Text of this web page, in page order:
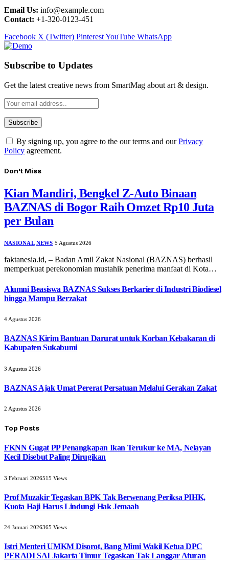
Email Us: info@example.com
Contact: +1-320-0123-451
Facebook X (Twitter) PinterestYouTube WhatsApp
Subscribe to Updates
Get the latest creative news from SmartMag about art & design.
By signing up, you agree to the our terms and ourPrivacy
Policy agreement.
Don't Miss
Kian Mandiri, Bengkel Z-Auto Binaan
BAZNAS di Bogor Raih Omzet Rp10 Juta
per Bulan
NASIONAL NEWS 5 Agustus 2026
faktanesia.id, – ​Badan Amil Zakat Nasional (BAZNAS) berhasil
memperkuat perekonomian mustahik penerima manfaat di Kota…
Alumni Beasiswa BAZNAS Sukses Berkarier di Industri Biodiesel
hingga Mampu Berzakat
4 Agustus 2026
BAZNAS Kirim Bantuan Darurat untuk Korban Kebakaran di
Kabupaten Sukabumi
3 Agustus 2026
BAZNAS Ajak Umat Pererat Persatuan Melalui Gerakan Zakat
2 Agustus 2026
Top Posts
FKNN Gugat PP Penangkapan Ikan Terukur ke MA, Nelayan
Kecil Disebut Paling Dirugikan
3 Februari 2026515 Views
Prof Muzakir Tegaskan BPK Tak Berwenang Periksa PIHK,
Kuota Haji Harus Lindungi Hak Jemaah
24 Januari 2026365 Views
Istri Menteri UMKM Disorot, Bang Mimi Wakil Ketua DPC
PERADI SAI Jakarta Timur Tegaskan Tak Langgar Aturan